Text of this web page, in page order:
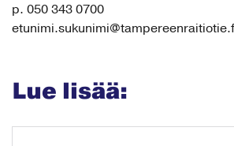
p. 050 343 0700
Lue lisää: